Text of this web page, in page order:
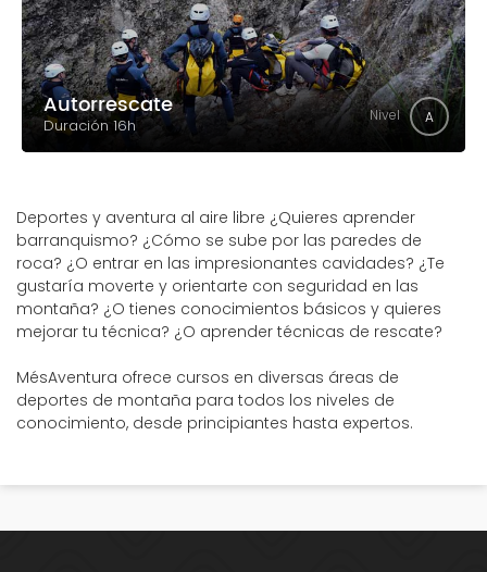
Autorrescate
Duración 16h
Nivel A
Deportes y aventura al aire libre ¿Quieres aprender
barranquismo? ¿Cómo se sube por las paredes de
roca? ¿O entrar en las impresionantes cavidades? ¿Te
gustaría moverte y orientarte con seguridad en las
montaña? ¿O tienes conocimientos básicos y quieres
mejorar tu técnica? ¿O aprender técnicas de rescate?
MésAventura ofrece cursos en diversas áreas de
deportes de montaña para todos los niveles de
conocimiento, desde principiantes hasta expertos.